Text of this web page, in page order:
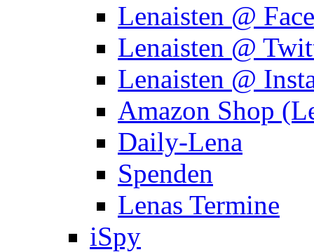
Lenaisten @
Lenaisten @
Lenaisten @
Amazon Shop
Daily-Lena
Spenden
Lenas Termine
iSpy